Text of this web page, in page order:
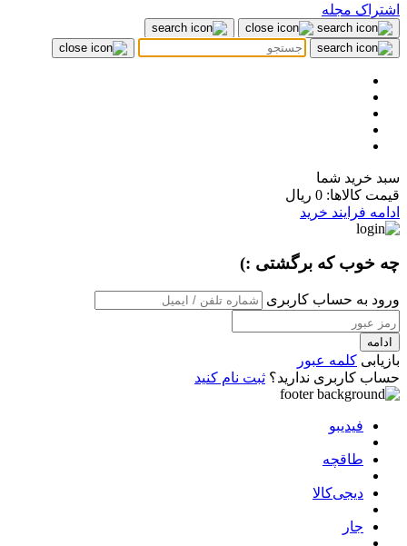
اشتراک مجله
سبد خرید شما
قیمت کالاها: 0 ریال
ادامه فرایند خرید
چه خوب که برگشتی :)
ورود به حساب کاربری
ادامه
بازیابی کلمه عبور
حساب کاربری ندارید؟ ثبت نام کنید
فیدیبو
طاقچه
دیجی‌کالا
جار